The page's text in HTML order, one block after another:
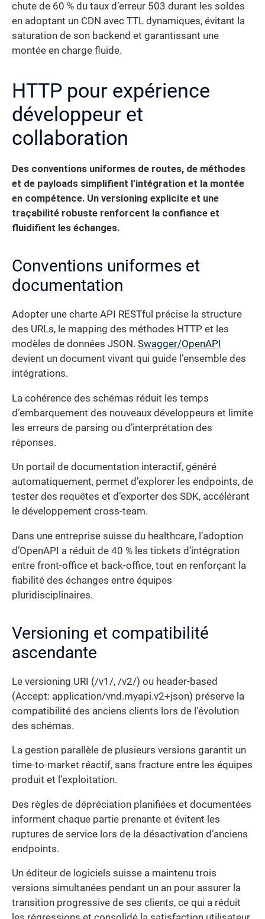
chute de 60 % du taux d’erreur 503 durant les soldes
en adoptant un CDN avec TTL dynamiques, évitant la
saturation de son backend et garantissant une
montée en charge fluide.
HTTP pour expérience
développeur et
collaboration
Des conventions uniformes de routes, de méthodes
et de payloads simplifient l’intégration et la montée
en compétence. Un versioning explicite et une
traçabilité robuste renforcent la confiance et
fluidifient les échanges.
Conventions uniformes et
documentation
Adopter une charte API RESTful précise la structure
des URLs, le mapping des méthodes HTTP et les
modèles de données JSON. Swagger/OpenAPI
devient un document vivant qui guide l’ensemble des
intégrations.
La cohérence des schémas réduit les temps
d’embarquement des nouveaux développeurs et limite
les erreurs de parsing ou d’interprétation des
réponses.
Un portail de documentation interactif, généré
automatiquement, permet d’explorer les endpoints, de
tester des requêtes et d’exporter des SDK, accélérant
le développement cross-team.
Dans une entreprise suisse du healthcare, l’adoption
d’OpenAPI a réduit de 40 % les tickets d’intégration
entre front-office et back-office, tout en renforçant la
fiabilité des échanges entre équipes
pluridisciplinaires.
Versioning et compatibilité
ascendante
Le versioning URI (/v1/, /v2/) ou header-based
(Accept: application/vnd.myapi.v2+json) préserve la
compatibilité des anciens clients lors de l’évolution
des schémas.
La gestion parallèle de plusieurs versions garantit un
time-to-market réactif, sans fracture entre les équipes
produit et l’exploitation.
Des règles de dépréciation planifiées et documentées
informent chaque partie prenante et évitent les
ruptures de service lors de la désactivation d’anciens
endpoints.
Un éditeur de logiciels suisse a maintenu trois
versions simultanées pendant un an pour assurer la
transition progressive de ses clients, ce qui a réduit